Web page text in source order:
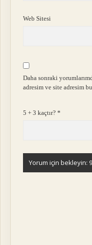
Web Sitesi
Daha sonraki
adresim ve site adresim
5 + 3 kaçtır?*